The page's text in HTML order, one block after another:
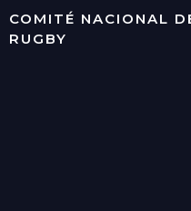
COMITÉ NACIONAL
RUGBY